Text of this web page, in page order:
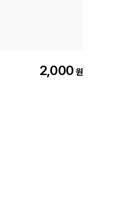
2,000 원